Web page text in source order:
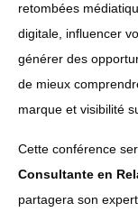
retombées
digitale, influencer
générer des
de mieux
marque et visibilité
Cette conférence
Consultante en
partagera son